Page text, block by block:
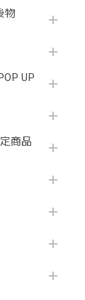
物
UP
商品